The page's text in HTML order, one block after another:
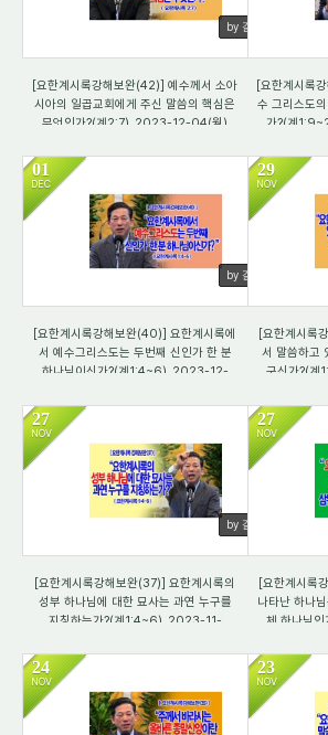
by 갈렙
[요한계시록강해보완(42)] 예수께서 소아
시아의 일곱교회에게 주신 말씀의 핵심은
무엇인가?(계2:7)_2023-12-04(월)
[요한계시록
수 그리스도
가?(계
01
DEC
by 갈렙
480
[요한계시록강해보완(40)] 요한계시록에
서 예수그리스도는 두번째 신인가 한 분
하나님이신가?(계1:4~6)_2023-12-
29
NOV
526
[요한계시록
서 말씀하고
구신가?(
27
NOV
by 갈렙
495
[요한계시록강해보완(37)] 요한계시록의
성부 하나님에 대한 묘사는 과연 누구를
지칭하는가?(계1:4~6)_2023-11-
27
NOV
728
[요한계시록
나타난 하나
체 하나님
24
NOV
532
23
NOV
511